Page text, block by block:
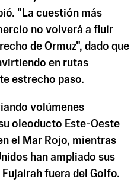
"La cuestión más
no volverá a fluir
de Ormuz", dado que
en rutas
estrecho paso.
volúmenes
oleoducto Este-Oeste
el Mar Rojo, mientras
han ampliado sus
fuera del Golfo.